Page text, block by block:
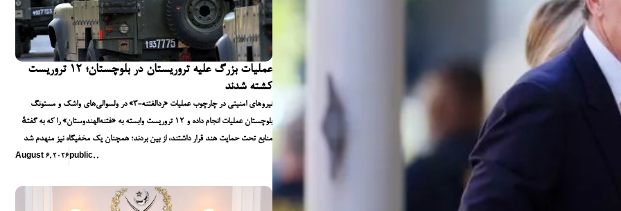
عملیات بزرگ علیه تروریستان در بلوچستان؛ ۱۲ تروریست
کشته شدند
نیروهای امنیتی در چارچوب عملیات «ردالفتنه-۳» در ولسوالی‌های واشک و مستونگ
بلوچستان عملیات انجام داده و ۱۲ تروریست وابسته به «فتنه‌الهندوستان» را که به گفتهٔ
منابع تحت حمایت هند قرار داشتند، از بین بردند؛ همچنان یک مخفیگاه نیز منهدم شد
August 6, 2026 public, ,